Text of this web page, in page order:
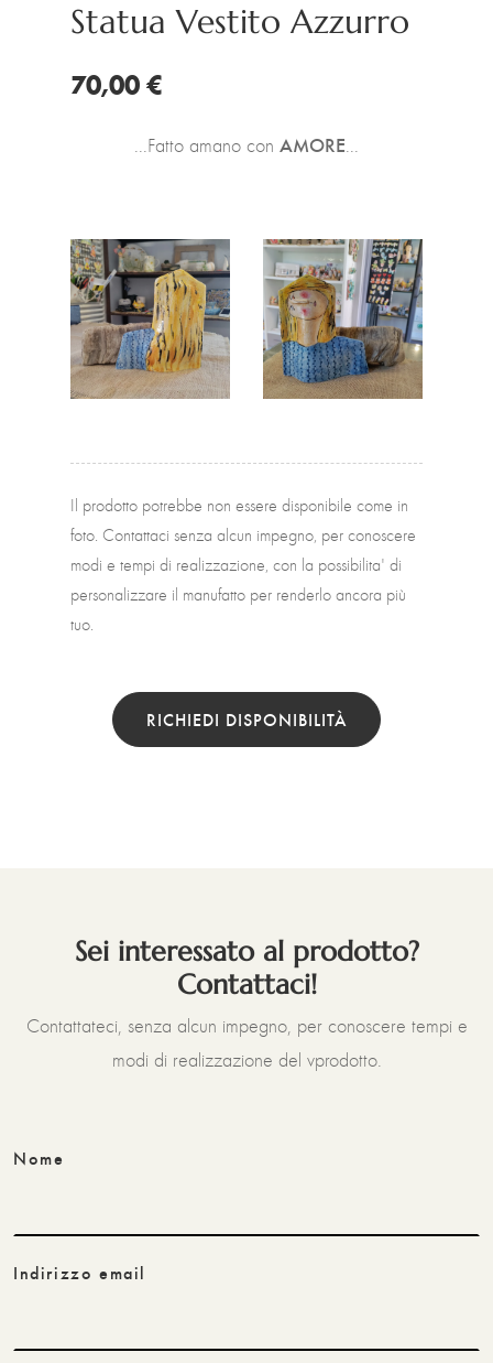
Statua Vestito Azzurro
70,00 €
...Fatto amano con AMORE...
Il prodotto potrebbe non essere disponibile come in
foto. Contattaci senza alcun impegno, per conoscere
modi e tempi di realizzazione, con la possibilita' di
personalizzare il manufatto per renderlo ancora più
tuo.
RICHIEDI DISPONIBILITÀ
Sei interessato al prodotto?
Contattaci!
Contattateci, senza alcun impegno, per conoscere tempi e
modi di realizzazione del vprodotto.
Nome
Indirizzo email